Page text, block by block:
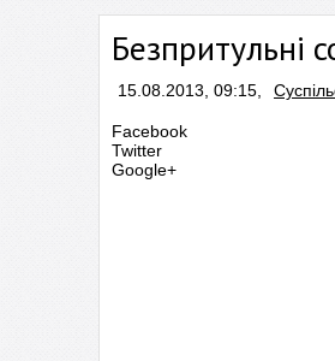
Безпритульні
15.08.2013, 09:15,
Facebook
Twitter
Google+